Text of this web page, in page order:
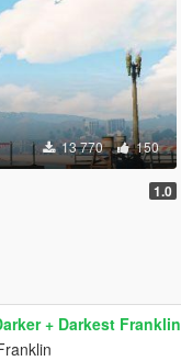
13 770 150
1.0
+ Darkest Franklin